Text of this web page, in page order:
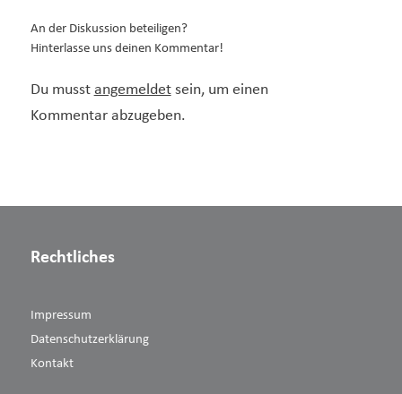
An der Diskussion beteiligen?
Hinterlasse uns deinen Kommentar!
Du musst angemeldetsein, um einen
Kommentar abzugeben.
Rechtliches
Impressum
Datenschutzerklärung
Kontakt